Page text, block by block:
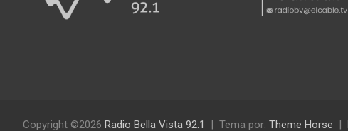
Copyright ©2026 Radio Bella Vista 92.1 Tema por: Theme Horse